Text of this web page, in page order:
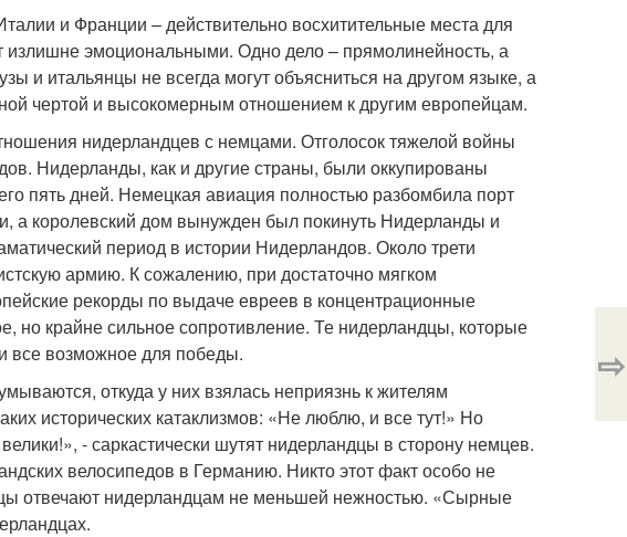
и Франции – действительно восхитительные места для
излишне эмоциональными. Одно дело – прямолинейность, а
и итальянцы не всегда могут объясниться на другом языке, а
чертой и высокомерным отношением к другим европейцам.
нидерландцев с немцами. Отголосок тяжелой войны
Нидерланды, как и другие страны, были оккупированы
пять дней. Немецкая авиация полностью разбомбила порт
а королевский дом вынужден был покинуть Нидерланды и
период в истории Нидерландов. Около трети
армию. К сожалению, при достаточно мягком
рекорды по выдаче евреев в концентрационные
но крайне сильное сопротивление. Те нидерландцы, которые
все возможное для победы.
откуда у них взялась неприязнь к жителям
исторических катаклизмов: «Не люблю, и все тут!» Но
- саркастически шутят нидерландцы в сторону немцев.
велосипедов в Германию. Никто этот факт особо не
отвечают нидерландцам не меньшей нежностью. «Сырные
⇨